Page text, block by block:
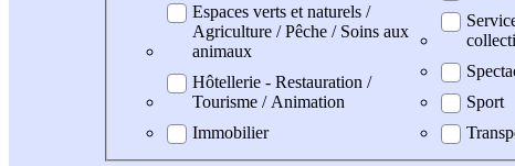
Espaces verts et naturels /
Agriculture / Pêche / Soins aux
animaux
Hôtellerie - Restauration /
Tourisme / Animation
Immobilier
Sport